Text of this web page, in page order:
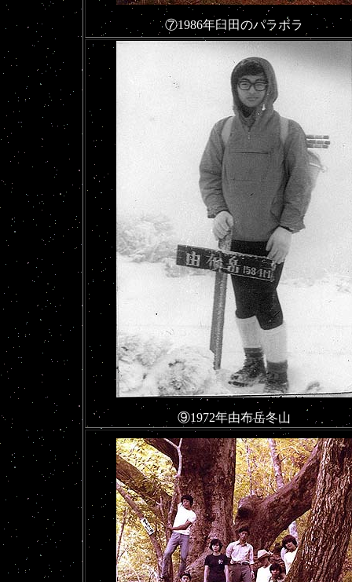
⑦1986年臼田のパラボラ
⑨1972年由布岳冬山